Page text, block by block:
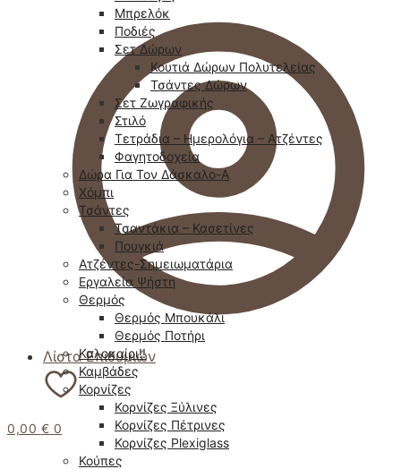
Λίστα Επιθυμιών
0,00 € 0
Μπρελόκ
Ποδιές
Σετ Δώρων
Κουτιά Δώρων Πολυτελείας
Τσάντες Δώρων
Σετ Ζωγραφικής
Στιλό
Τετράδια – Ημερολόγια – Ατζέντες
Φαγητοδοχεία
Δώρα Για Τον Δάσκαλο-Α
Χόμπι
Τσάντες
Τσαντάκια – Κασετίνες
Πουγκιά
Ατζέντες-Σημειωματάρια
Εργαλεία Ψήστη
Θερμός
Θερμός Μπουκάλι
Θερμός Ποτήρι
Καλοκαίρι!!
Καμβάδες
Κορνίζες
Κορνίζες Ξύλινες
Κορνίζες Πέτρινες
Κορνίζες Plexiglass
Κούπες